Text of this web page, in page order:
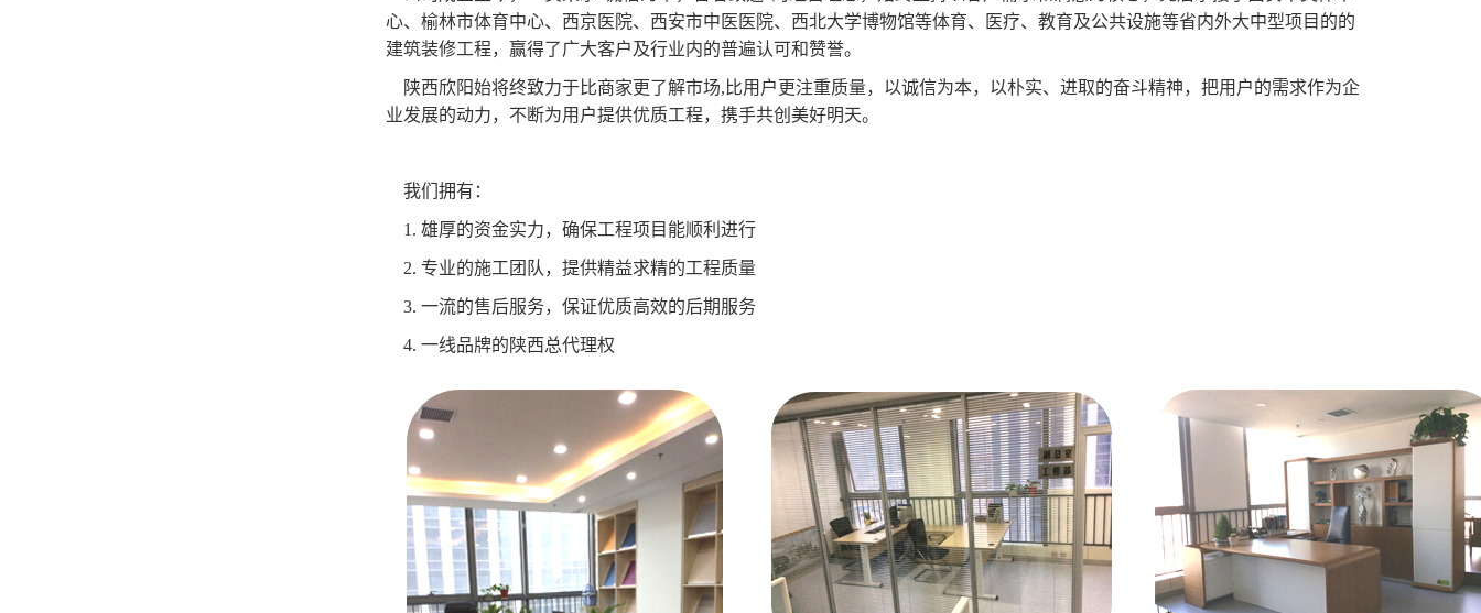
心、榆林市体育中心、西京医院、西安市中医医院、西北大学博物馆等体育、医疗、教育及公共设施等省内外大中型项目的的
建筑装修工程，赢得了广大客户及行业内的普遍认可和赞誉。
陕西欣阳始将终致力于比商家更了解市场,比用户更注重质量，以诚信为本，以朴实、进取的奋斗精神，把用户的需求作为企
业发展的动力，不断为用户提供优质工程，携手共创美好明天。
我们拥有：
1. 雄厚的资金实力，确保工程项目能顺利进行
2. 专业的施工团队，提供精益求精的工程质量
3. 一流的售后服务，保证优质高效的后期服务
4. 一线品牌的陕西总代理权